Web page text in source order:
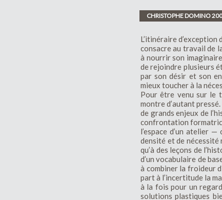
CHRISTOPHE DOMINO
L’itinéraire
consacre au travail de
à nourrir son
de rejoindre plusieurs
par son désir et son
mieux toucher à la
Pour être venu sur le
montre d’autant
de grands enjeux de
confrontation
l’espace d’un atelier
densité et de
qu’à des leçons de
d’un vocabulaire de
à combiner la froideur
part à l’incertitude la
à la fois pour un
solutions plastiques